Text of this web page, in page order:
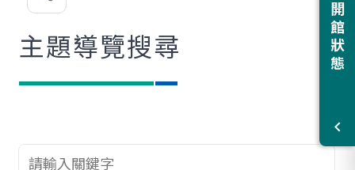
開館狀態
歡
主題導覽搜尋
查詢關鍵字